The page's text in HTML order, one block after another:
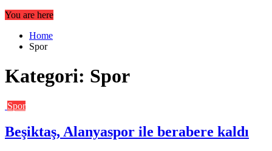
You are here
Home
Spor
Kategori: Spor
Spor
Beşiktaş, Alanyaspor ile berabere kaldı